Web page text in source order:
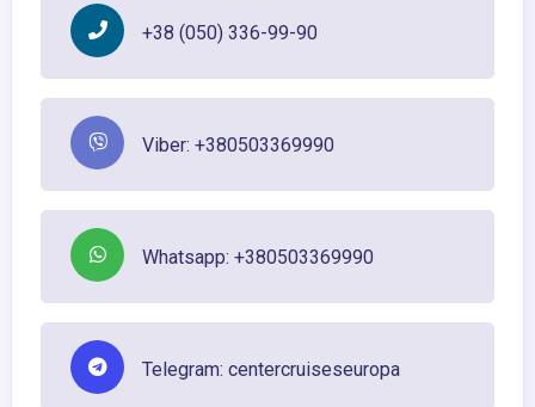
+38 (050) 336-99-90
Viber: +380503369990
Whatsapp: +380503369990
Telegram: centercruiseseuropa